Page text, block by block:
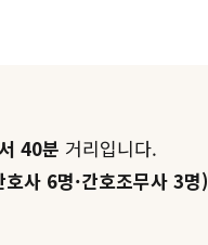
40분 거리입니다.
사 6명·간호조무사 3명)